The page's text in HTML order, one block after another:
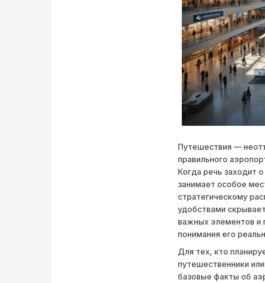
Путешествия —
правильного
Когда речь заходит
занимает особое
стратегическому
удобствами
важных элементов и
понимания его
Для тех, кто
путешественники
базовые факты об